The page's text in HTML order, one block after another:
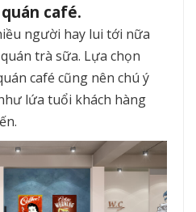
café.
người hay lui tới nữa
trà sữa. Lựa chọn
café cũng nên chú ý
lứa tuổi khách hàng